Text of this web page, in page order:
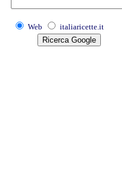
Web italiaricette.it